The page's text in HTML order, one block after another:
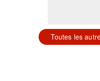
Toutes les